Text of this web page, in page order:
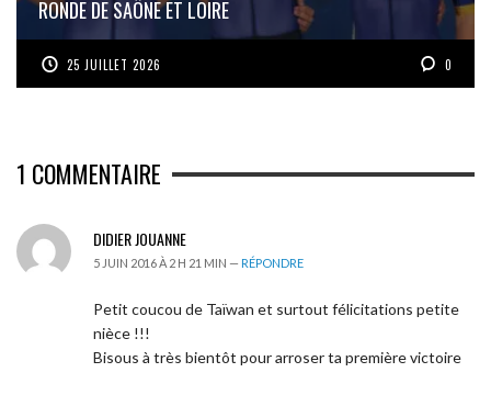
RONDE DE SAÔNE ET LOIRE
25 JUILLET 2026 0
1 COMMENTAIRE
DIDIER JOUANNE
5 JUIN 2016 À 2 H 21 MIN — RÉPONDRE
Petit coucou de Taïwan et surtout félicitations petite
nièce !!!
Bisous à très bientôt pour arroser ta première victoire